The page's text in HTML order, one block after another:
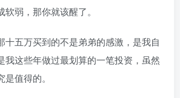
弱，那你就该醒了。
五万买到的不是弟弟的感激，是我自
我这些年做过最划算的一笔投资，虽然
值得的。